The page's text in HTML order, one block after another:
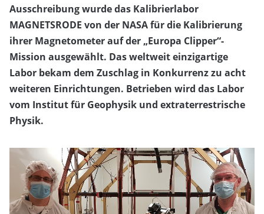
Ausschreibung wurde das Kalibrierlabor
MAGNETSRODE von der NASA für die Kalibrierung
ihrer Magnetometer auf der „Europa Clipper“-
Mission ausgewählt. Das weltweit einzigartige
Labor bekam dem Zuschlag in Konkurrenz zu acht
weiteren Einrichtungen. Betrieben wird das Labor
vom Institut für Geophysik und extraterrestrische
Physik.